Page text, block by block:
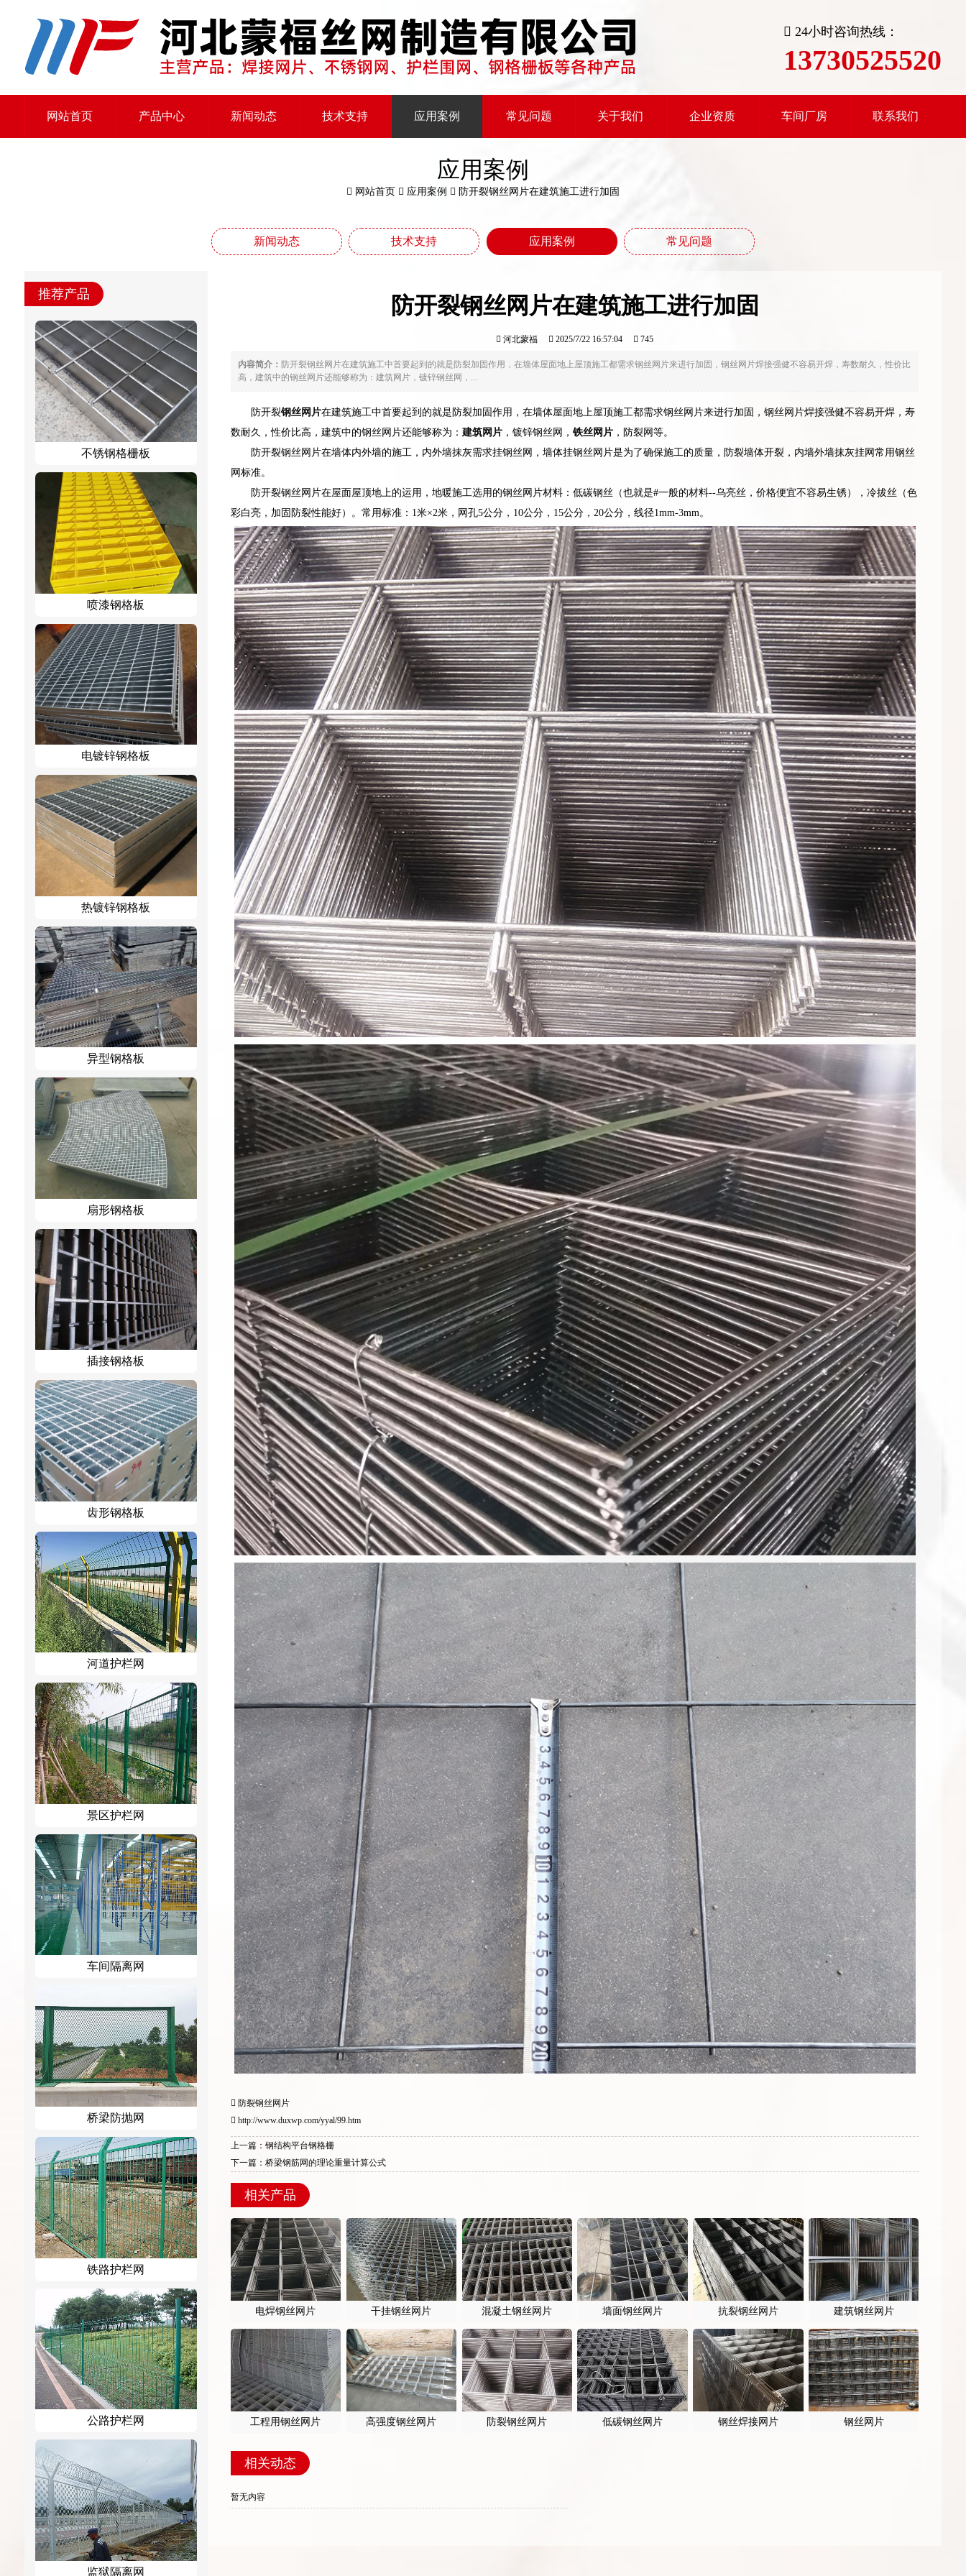
24小时咨询热线：
13730525520
网站首页 产品中心 新闻动态 技术支持 应用案例 常见问题 关于我们 企业资质 车间厂房 联系我们
应用案例
网站首页 应用案例 防开裂钢丝网片在建筑施工进行加固
新闻动态 技术支持 应用案例 常见问题
推荐产品
不锈钢格栅板
喷漆钢格板
电镀锌钢格板
热镀锌钢格板
异型钢格板
扇形钢格板
插接钢格板
齿形钢格板
河道护栏网
景区护栏网
车间隔离网
桥梁防抛网
铁路护栏网
公路护栏网
监狱隔离网
防开裂钢丝网片在建筑施工进行加固
河北蒙福 2025/7/22 16:57:04 745
内容简介： 防开裂钢丝网片在建筑施工中首要起到的就是防裂加固作用，在墙体屋面地上屋顶施工都需求钢丝网片来进行加固，钢丝网片焊接强健不容易开焊，寿数耐久，性价比
高，建筑中的钢丝网片还能够称为：建筑网片，镀锌钢丝网，...
防开裂钢丝网片在建筑施工中首要起到的就是防裂加固作用，在墙体屋面地上屋顶施工都需求钢丝网片来进行加固，钢丝网片焊接强健不容易开焊，寿
数耐久，性价比高，建筑中的钢丝网片还能够称为： 建筑网片，镀锌钢丝网， 铁丝网片，防裂网等。
防开裂钢丝网片在墙体内外墙的施工，内外墙抹灰需求挂钢丝网，墙体挂钢丝网片是为了确保施工的质量，防裂墙体开裂，内墙外墙抹灰挂网常用钢丝
网标准。
防开裂钢丝网片在屋面屋顶地上的运用，地暖施工选用的钢丝网片材料：低碳钢丝（也就是#一般的材料--乌亮丝，价格便宜不容易生锈），冷拔丝（色
彩白亮，加固防裂性能好）。常用标准：1米×2米，网孔5公分，10公分，15公分，20公分，线径1mm-3mm。
防裂钢丝网片
http://www.duxwp.com/yyal/99.htm
上一篇：钢结构平台钢格栅
下一篇：桥梁钢筋网的理论重量计算公式
相关产品
电焊钢丝网片 干挂钢丝网片 混凝土钢丝网片 墙面钢丝网片 抗裂钢丝网片 建筑钢丝网片
工程用钢丝网片 高强度钢丝网片 防裂钢丝网片 低碳钢丝网片 钢丝焊接网片 钢丝网片
相关动态
暂无内容